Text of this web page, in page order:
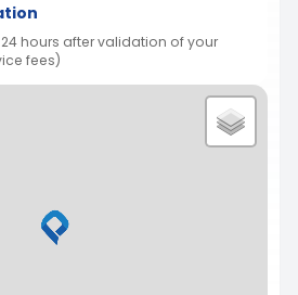
hours after validation of your
fees)